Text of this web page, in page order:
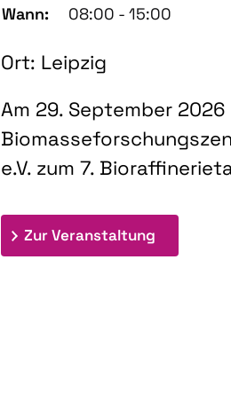
Wann:
08:00 - 15:00
Ort: Leipzig
Am 29. September
e.V. zum 7.
Zur Veranstaltung: 7.